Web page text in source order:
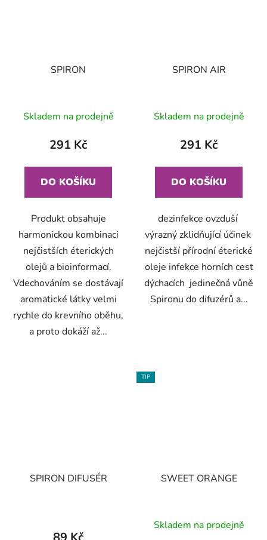
SPIRON
Skladem na prodejně
291 Kč
DO KOŠÍKU
Produkt obsahuje
harmonickou kombinaci
nejčistších éterických
olejů a bioinformací.
Vdechováním se dostávají
aromatické látky velmi
rychle do krevního oběhu,
a proto dokáží až...
SPIRON AIR
Skladem na prodejně
291 Kč
DO KOŠÍKU
dezinfekce ovzduší
výrazný zklidňující účinek
nejčistší přírodní éterické
oleje infekce horních cest
dýchacích jedinečná vůně
Spironu do difuzérů a...
SPIRON DIFUSÉR
TIP
SWEET ORANGE
Skladem na prodejně